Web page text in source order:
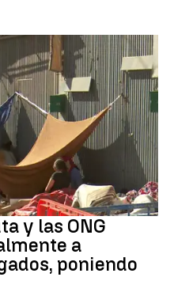
y las ONG
a
poniendo